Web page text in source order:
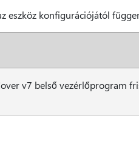
eszköz konfigurációjától
v7 belső vezérlőprogram